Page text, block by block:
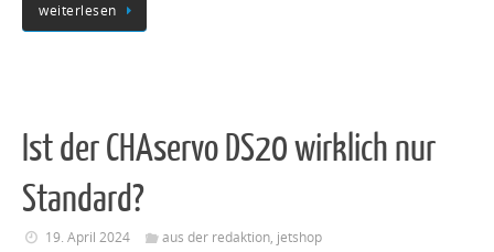
weiterlesen
Ist der CHAservo DS20 wirklich nur
Standard?
19. April 2024 aus der redaktion, jetshop